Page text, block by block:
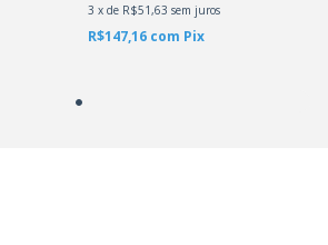
3 x de R$51,63 sem juros
R$147,16 com Pix